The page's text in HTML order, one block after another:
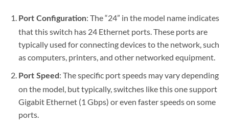
Port Configuration: The “24” in the model name indicates
that this switch has 24 Ethernet ports. These ports are
typically used for connecting devices to the network, such
as computers, printers, and other networked equipment.
Port Speed : The specific port speeds may vary depending
on the model, but typically, switches like this one support
Gigabit Ethernet (1 Gbps) or even faster speeds on some
ports.